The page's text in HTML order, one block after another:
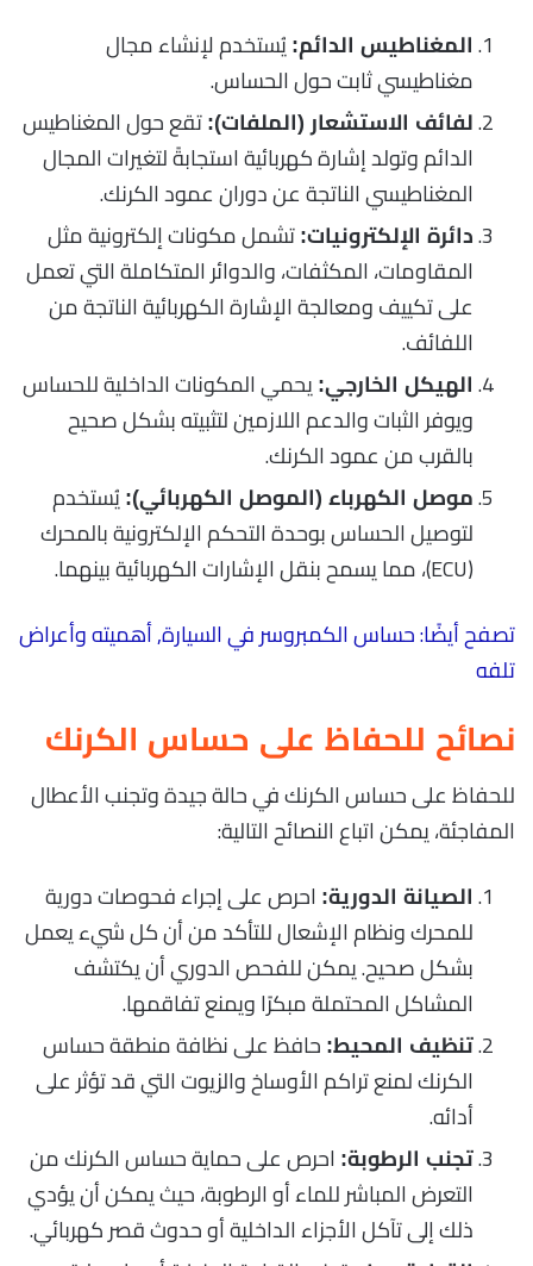
المغناطيس الدائم: يُستخدم لإنشاء مجال
مغناطيسي ثابت حول الحساس.
لفائف الاستشعار (الملفات): تقع حول المغناطيس
الدائم وتولد إشارة كهربائية استجابةً لتغيرات المجال
المغناطيسي الناتجة عن دوران عمود الكرنك.
دائرة الإلكترونيات: تشمل مكونات إلكترونية مثل
المقاومات، المكثفات، والدوائر المتكاملة التي تعمل
على تكييف ومعالجة الإشارة الكهربائية الناتجة من
اللفائف.
الهيكل الخارجي: يحمي المكونات الداخلية للحساس
ويوفر الثبات والدعم اللازمين لتثبيته بشكل صحيح
بالقرب من عمود الكرنك.
موصل الكهرباء (الموصل الكهربائي): يُستخدم
لتوصيل الحساس بوحدة التحكم الإلكترونية بالمحرك
(ECU)، مما يسمح بنقل الإشارات الكهربائية بينهما.
تصفح أيضًا: حساسالكمبروسرفي السيارة, أهميته وأعراض
تلفه
نصائح للحفاظ على حساس الكرنك
للحفاظ على حساس الكرنك في حالة جيدة وتجنب الأعطال
المفاجئة، يمكن اتباع النصائح التالية:
الصيانة الدورية: احرص على إجراء فحوصات دورية
للمحرك ونظام الإشعال للتأكد من أن كل شيء يعمل
بشكل صحيح. يمكن للفحص الدوري أن يكتشف
المشاكل المحتملة مبكرًا ويمنع تفاقمها.
تنظيف المحيط: حافظ على نظافة منطقة حساس
الكرنك لمنع تراكم الأوساخ والزيوت التي قد تؤثر على
أدائه.
تجنب الرطوبة: احرص على حماية حساس الكرنك من
التعرض المباشر للماء أو الرطوبة، حيث يمكن أن يؤدي
ذلك إلى تآكل الأجزاء الداخلية أو حدوث قصر كهربائي.